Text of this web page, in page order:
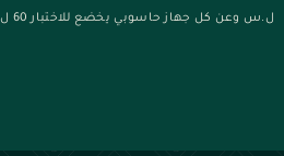
ل.س وعن كل جهاز حاسوبي يخضع للاختبار 60 ل.س